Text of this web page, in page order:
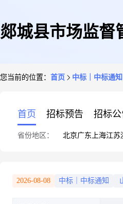
郯城县市场监督
您当前的位置： 首页 中标｜中标通知
首页 招标预告 招标公
省份地区： 北京广东 上海江苏
2026-08-08 中标｜中标通知